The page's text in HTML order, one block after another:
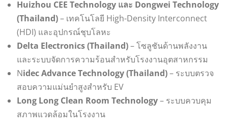
Huizhou CEE Technology และ Dongwei Technology
(Thailand)– เทคโนโลยี High-Density Interconnect
(HDI) และอุปกรณ์ชุบโลหะ
Delta Electronics (Thailand)– โซลูชันด้านพลังงาน
และระบบจัดการความร้อนสำหรับโรงงานอุตสาหกรรม
Nidec Advance Technology (Thailand)– ระบบตรวจ
สอบความแม่นยำสูงสำหรับ EV
Long Long Clean Room Technology– ระบบควบคุม
สภาพแวดล้อมในโรงงาน